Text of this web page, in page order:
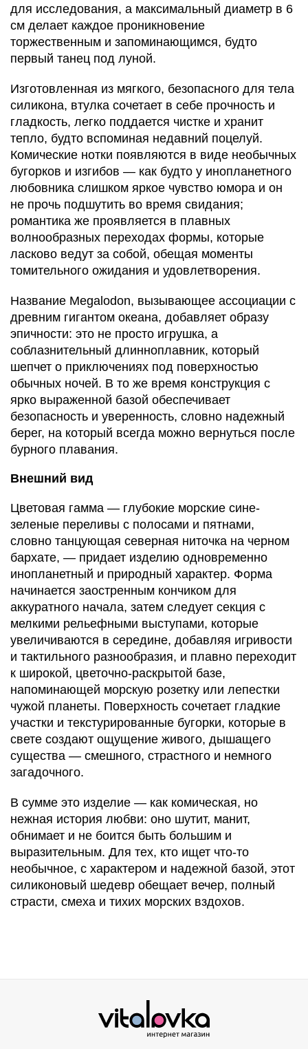
для исследования, а максимальный диаметр в 6
см делает каждое проникновение
торжественным и запоминающимся, будто
первый танец под луной.
Изготовленная из мягкого, безопасного для тела
силикона, втулка сочетает в себе прочность и
гладкость, легко поддается чистке и хранит
тепло, будто вспоминая недавний поцелуй.
Комические нотки появляются в виде необычных
бугорков и изгибов — как будто у инопланетного
любовника слишком яркое чувство юмора и он
не прочь подшутить во время свидания;
романтика же проявляется в плавных
волнообразных переходах формы, которые
ласково ведут за собой, обещая моменты
томительного ожидания и удовлетворения.
Название Megalodon, вызывающее ассоциации с
древним гигантом океана, добавляет образу
эпичности: это не просто игрушка, а
соблазнительный длинноплавник, который
шепчет о приключениях под поверхностью
обычных ночей. В то же время конструкция с
ярко выраженной базой обеспечивает
безопасность и уверенность, словно надежный
берег, на который всегда можно вернуться после
бурного плавания.
Внешний вид
Цветовая гамма — глубокие морские сине-
зеленые переливы с полосами и пятнами,
словно танцующая северная ниточка на черном
бархате, — придает изделию одновременно
инопланетный и природный характер. Форма
начинается заостренным кончиком для
аккуратного начала, затем следует секция с
мелкими рельефными выступами, которые
увеличиваются в середине, добавляя игривости
и тактильного разнообразия, и плавно переходит
к широкой, цветочно-раскрытой базе,
напоминающей морскую розетку или лепестки
чужой планеты. Поверхность сочетает гладкие
участки и текстурированные бугорки, которые в
свете создают ощущение живого, дышащего
существа — смешного, страстного и немного
загадочного.
В сумме это изделие — как комическая, но
нежная история любви: оно шутит, манит,
обнимает и не боится быть большим и
выразительным. Для тех, кто ищет что-то
необычное, с характером и надежной базой, этот
силиконовый шедевр обещает вечер, полный
страсти, смеха и тихих морских вздохов.